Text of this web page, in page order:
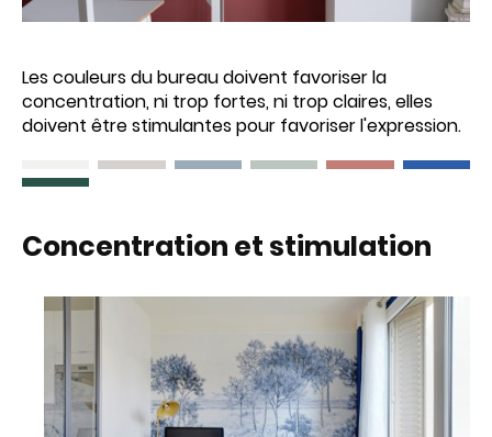
Les couleurs du bureau doivent favoriser la
concentration, ni trop fortes, ni trop claires, elles
doivent être stimulantes pour favoriser l'expression.
Concentration et stimulation